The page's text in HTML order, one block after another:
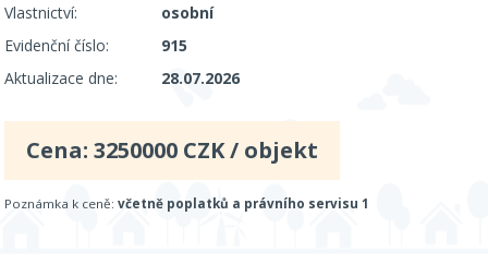
Vlastnictví:
osobní
Evidenční číslo:
915
Aktualizace dne:
28.07.2026
Cena:3250000 CZK / objekt
Poznámka k ceně:včetně poplatků a právního servisu 1